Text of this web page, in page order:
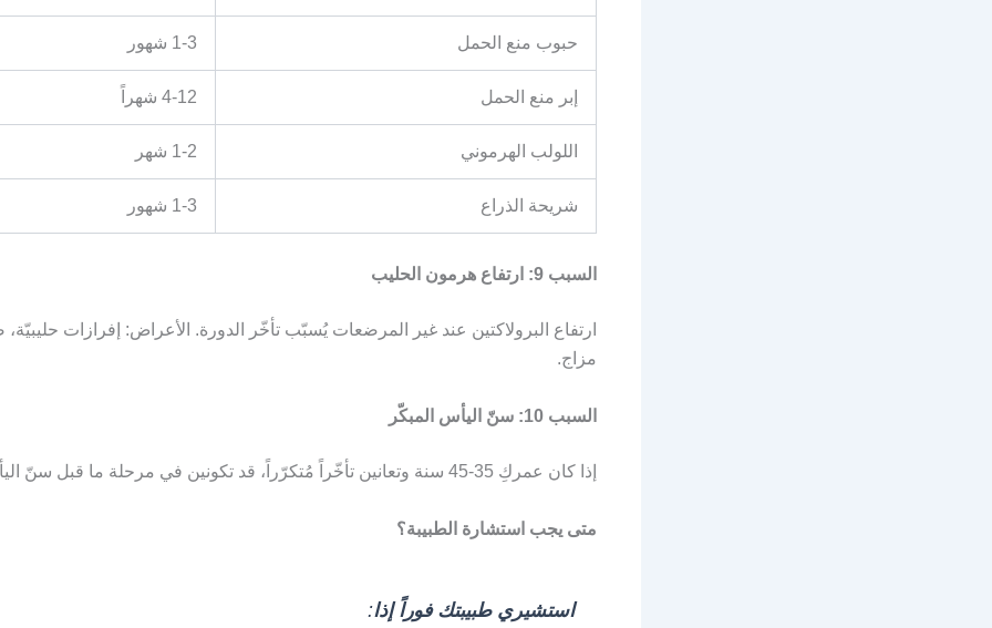
حبوب منع الحمل 1-3 شهور
إبر منع الحمل 4-12 شهراً
اللولب الهرموني 1-2 شهر
شريحة الذراع 1-3 شهور
السبب 9: ارتفاع هرمون الحليب
ارتفاع البرولاكتين عند غير المرضعات يُسبّب تأخّر الدورة. الأعراض: إفرازات
مزاج.
السبب 10: سنّ اليأس المبكّر
إذا كان عمركِ 35-45 سنة وتعانين تأخّراً مُتكرّراً، قد تكونين في مرحلة ما قبل سنّ اليأس.
متى يجب استشارة الطبيبة؟
استشيري طبيبتك فوراً إذا: